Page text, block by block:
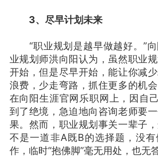
3、尽早计划未来
“职业规划是越早做越好。”向
业规划师洪向阳认为，虽然职业
开始，但是尽早开始，能让你减
浪费，少走弯路，抓住更多的机
在向阳生涯官网乐职网上，因自
到了绝境，急迫地向咨询老师要
果。然而，职业规划事关一辈子，
不是一道非A既B的选择题，没
作，临时“抱佛脚”毫无用处，也无答